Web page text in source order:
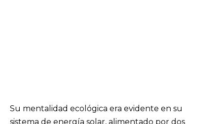
Su mentalidad ecológica era evidente en su
sistema de energía solar, alimentado por dos